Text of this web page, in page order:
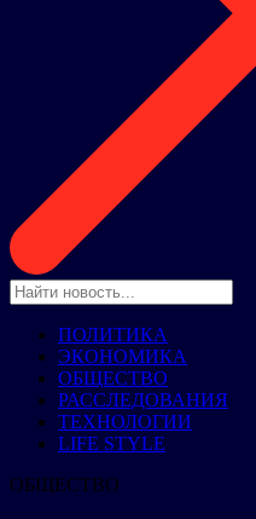
ПОЛИТИКА
ЭКОНОМИКА
ОБЩЕСТВО
РАССЛЕДОВАНИЯ
ТЕХНОЛОГИИ
LIFE STYLE
ОБЩЕСТВО